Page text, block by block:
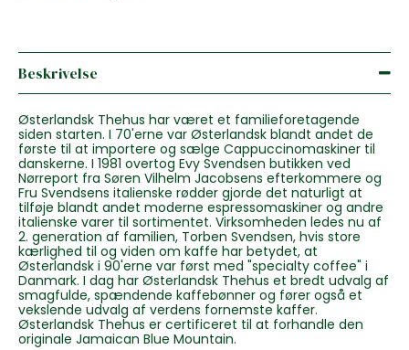
Beskrivelse
Østerlandsk Thehus har været et familieforetagende
siden starten. I 70'erne var Østerlandsk blandt andet de
første til at importere og sælge Cappuccinomaskiner til
danskerne. I 1981 overtog Evy Svendsen butikken ved
Nørreport fra Søren Vilhelm Jacobsens efterkommere og
Fru Svendsens italienske rødder gjorde det naturligt at
tilføje blandt andet moderne espressomaskiner og andre
italienske varer til sortimentet. Virksomheden ledes nu af
2. generation af familien, Torben Svendsen, hvis store
kærlighed til og viden om kaffe har betydet, at
Østerlandsk i 90'erne var først med "specialty coffee" i
Danmark. I dag har Østerlandsk Thehus et bredt udvalg af
smagfulde, spændende kaffebønner og fører også et
vekslende udvalg af verdens fornemste kaffer.
Østerlandsk Thehus er certificeret til at forhandle den
originale Jamaican Blue Mountain.